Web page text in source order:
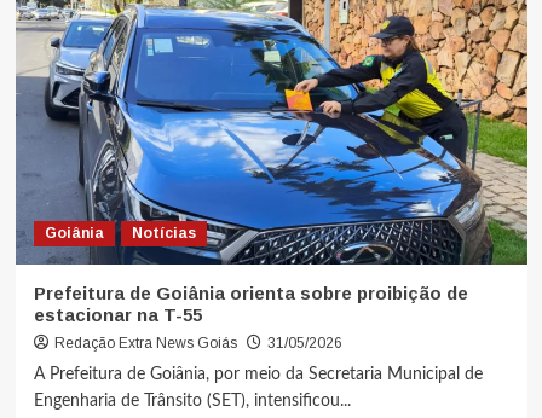
Goiânia Notícias
Prefeitura de Goiânia orienta sobre proibição de
estacionar na T-55
Redação Extra News Goiás
31/05/2026
A Prefeitura de Goiânia, por meio da Secretaria Municipal de
Engenharia de Trânsito (SET), intensificou...